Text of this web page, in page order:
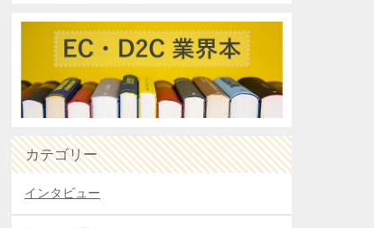
カテゴリー
インタビュー